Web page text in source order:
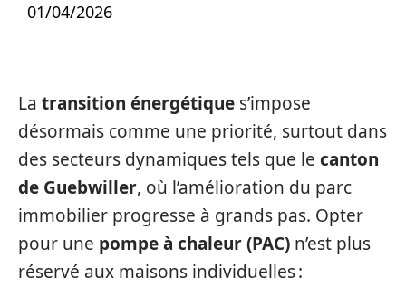
01/04/2026
La transition énergétique s’impose
désormais comme une priorité, surtout dans
des secteurs dynamiques tels que le canton
de Guebwiller, où l’amélioration du parc
immobilier progresse à grands pas. Opter
pour une pompe à chaleur (PAC) n’est plus
réservé aux maisons individuelles :